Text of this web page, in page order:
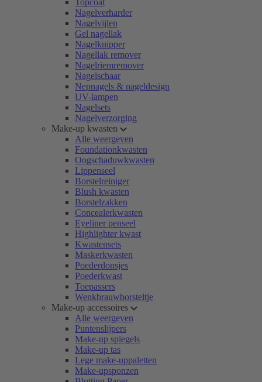
Topcoat
Nagelverharder
Nagelvijlen
Gel nagellak
Nagelknipper
Nagellak remover
Nagelriemremover
Nagelschaar
Nepnagels & nageldesign
UV-lampen
Nagelsets
Nagelverzorging
Make-up kwasten
Alle weergeven
Foundationkwasten
Oogschaduwkwasten
Lippenseel
Borstelreiniger
Blush kwasten
Borstelzakken
Concealerkwasten
Eyeliner penseel
Highlighter kwast
Kwastensets
Maskerkwasten
Poederdonsjes
Poederkwast
Toepassers
Wenkbrauwborsteltje
Make-up accessoires
Alle weergeven
Puntenslijpers
Make-up spiegels
Make-up tas
Lege make-uppaletten
Make-upsponzen